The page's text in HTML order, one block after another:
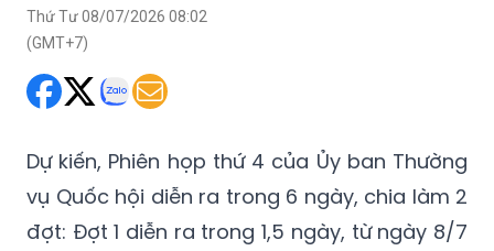
Thứ Tư 08/07/2026 08:02
(GMT+7)
Dự kiến, Phiên họp thứ 4 của Ủy ban Thường
vụ Quốc hội diễn ra trong 6 ngày, chia làm 2
đợt: Đợt 1 diễn ra trong 1,5 ngày, từ ngày 8/7